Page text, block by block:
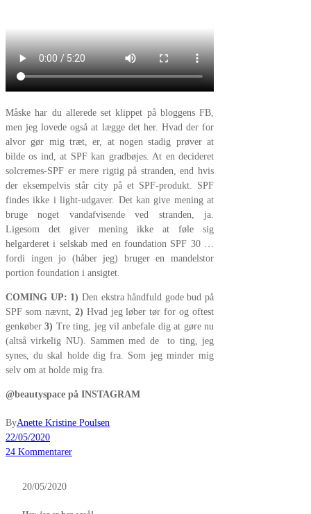
Måske har du allerede set klippet på bloggens FB,
men jeg lovede også at lægge det her. Hvad der for
alvor gør mig træt, er, at nogen stadig prøver at
bilde os ind, at SPF kan gradbøjes. At en decideret
solcremes-SPF er mere rigtig på stranden, end hvis
der eksempelvis står city på et SPF-produkt. SPF
findes ikke i light-udgaver. Det kan give mening at
bruge noget vandafvisende ved stranden, ja.
Ligesom det giver mening ikke at føle sig
helgarderet i selskab med en foundation SPF 30 …
fordi ingen jo (håber jeg) bruger en mandelstor
portion foundation i ansigtet.
COMING UP: 1) Den ekstra håndfuld gode bud på
SPF som nævnt, 2) Hvad jeg løber tør for og oftest
genkøber3) Tre ting, jeg vil anbefale dig at gøre nu
(altså virkelig NU). Sammen med de to ting, jeg
synes, du skal holde dig fra. Som jeg minder mig
selv om at holde mig fra.
@beautyspace på INSTAGRAM
ByAnette Kristine Poulsen
22/05/2020
24 Kommentarer
20/05/2020